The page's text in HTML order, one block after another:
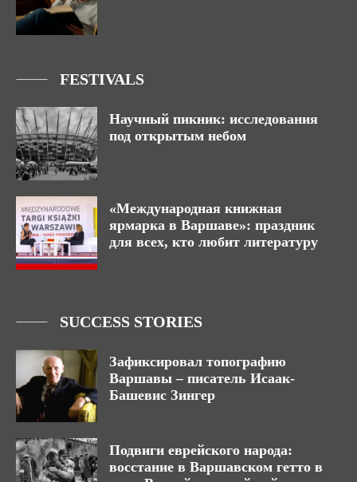
FESTIVALS
Научный пикник: исследования
под открытым небом
«Международная книжная
ярмарка в Варшаве»: праздник
для всех, кто любит литературу
SUCCESS STORIES
Зафиксировал топографию
Варшавы – писатель Исаак-
Башевис Зингер
Подвиги еврейского народа:
восстание в Варшавском гетто в